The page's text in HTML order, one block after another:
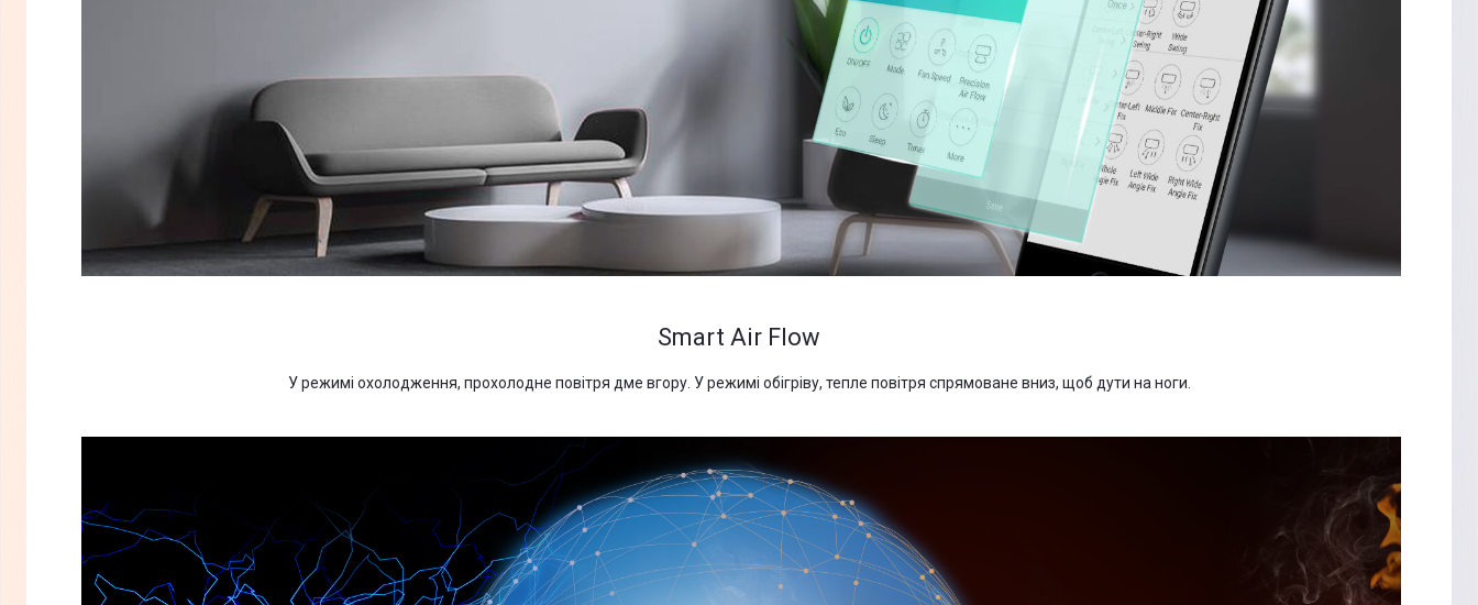
Smart Air Flow
У режимі охолодження, прохолодне повітря дме вгору. У режимі обігріву, тепле повітря спрямоване вниз, щоб дути на ноги.